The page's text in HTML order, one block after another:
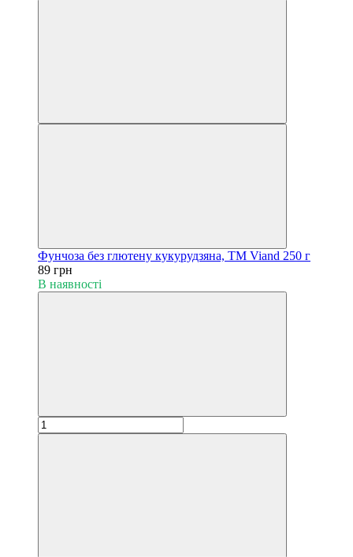
Фунчоза без глютену кукурудзяна, ТМ Viand 250 г
89 грн
В наявності